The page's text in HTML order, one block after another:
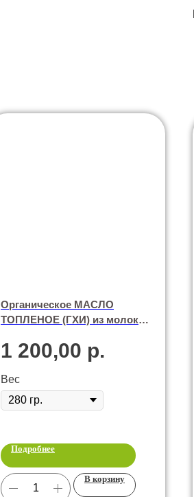
Органическое МАСЛО
ТОПЛЕНОЕ (ГХИ) из молока
1 200,00 р.
Вес
Подробнее
В корзину